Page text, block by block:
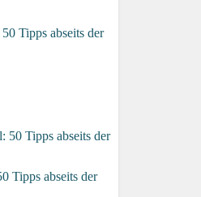
Tipps abseits der
Tipps abseits der